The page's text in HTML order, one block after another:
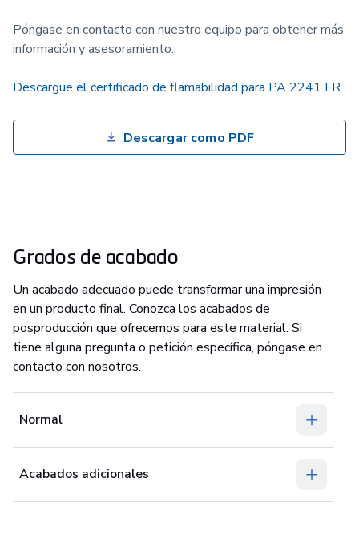
Póngase en contacto con nuestro equipo para obtener más
información y asesoramiento.
Descargue el certificado de flamabilidad para PA 2241 FR
Descargar como PDF
Grados de acabado
Un acabado adecuado puede transformar una impresión
en un producto final. Conozca los acabados de
posproducción que ofrecemos para este material. Si
tiene alguna pregunta o petición específica, póngase en
contacto con nosotros.
Normal
Acabados adicionales